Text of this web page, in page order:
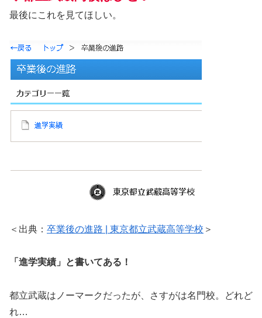
最後にこれを見てほしい。
＜出典： 卒業後の進路 | 東京都立武蔵高等学校 ＞
「進学実績」と書いてある！
都立武蔵はノーマークだったが、さすがは名門校。どれど
れ…